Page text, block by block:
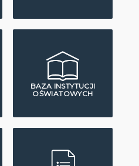
BAZA INSTYTUCJI
OŚWIATOWYCH